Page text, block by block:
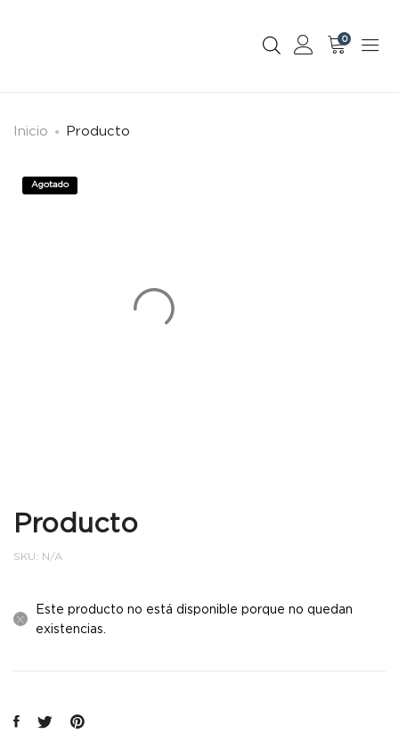
0
Inicio Producto
Agotado
Producto
SKU: N/A
Este producto no está disponible porque no quedan
existencias.